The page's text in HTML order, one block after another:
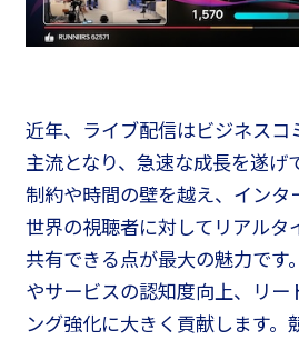
近年、ライブ配信はビジネスコ
主流となり、急速な成長を遂げ
制約や時間の壁を越え、インタ
世界の視聴者に対してリアルタ
共有できる点が最大の魅力です
やサービスの認知度向上、リー
ング強化に大きく貢献します。